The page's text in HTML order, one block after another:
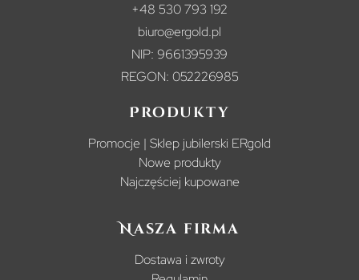
+48 530 793 192
biuro@ergold.pl
NIP: 9661395939
REGON: 052226985
Produkty
Promocje | Sklep jubilerski ERgold
Nowe produkty
Najczęściej kupowane
Nasza firma
Dostawa i zwroty